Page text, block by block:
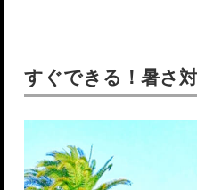
すぐできる！暑さ